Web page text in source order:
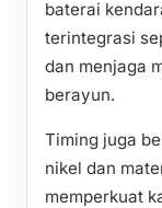
baterai
terintegrasi
dan menjaga
berayun.
Timing juga
nikel dan
memperkuat